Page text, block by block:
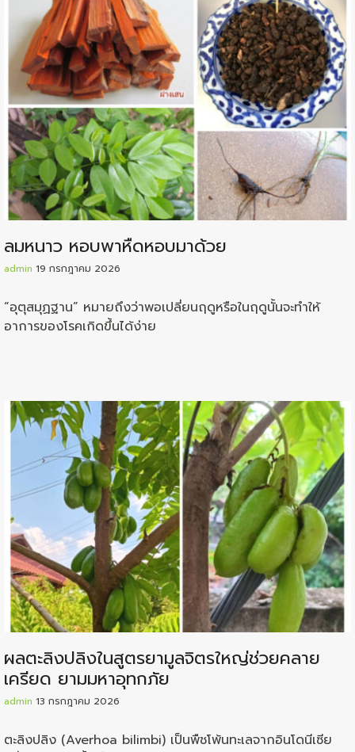
ลมหนาว หอบพาหืดหอบมาด้วย
admin 19 กรกฎาคม 2026
“อุตุสมุฏฐาน” หมายถึงว่าพอเปลี่ยนฤดูหรือในฤดูนั้นจะทำให้
อาการของโรคเกิดขึ้นได้ง่าย
ผลตะลิงปลิงในสูตรยามูลจิตรใหญ่ช่วยคลาย
เครียด ยามมหาอุทกภัย
admin 13 กรกฎาคม 2026
ตะลิงปลิง (Averhoa bilimbi) เป็นพืชโพ้นทะเลจากอินโดนีเซีย